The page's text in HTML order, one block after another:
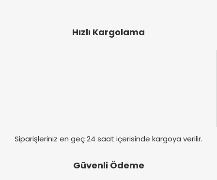
Ürün bilgilerinde hatalar bulunuyor.
Hızlı Kargolama
Siparişleriniz en geç 24 saat içerisinde kargoya verilir.
Güvenli Ödeme